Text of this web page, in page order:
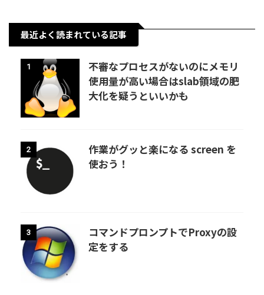
最近よく読まれている記事
1
不審なプロセスがないのにメモリ
使用量が高い場合はslab領域の肥
大化を疑うといいかも
2
作業がグッと楽になる screen を
使おう！
3
コマンドプロンプトでProxyの設
定をする